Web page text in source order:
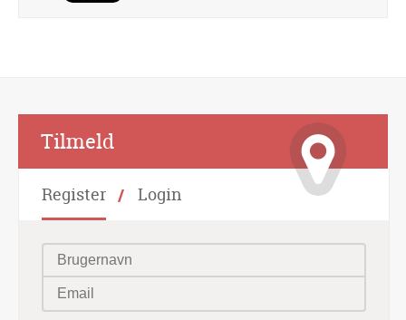
Tilmeld
Register Login